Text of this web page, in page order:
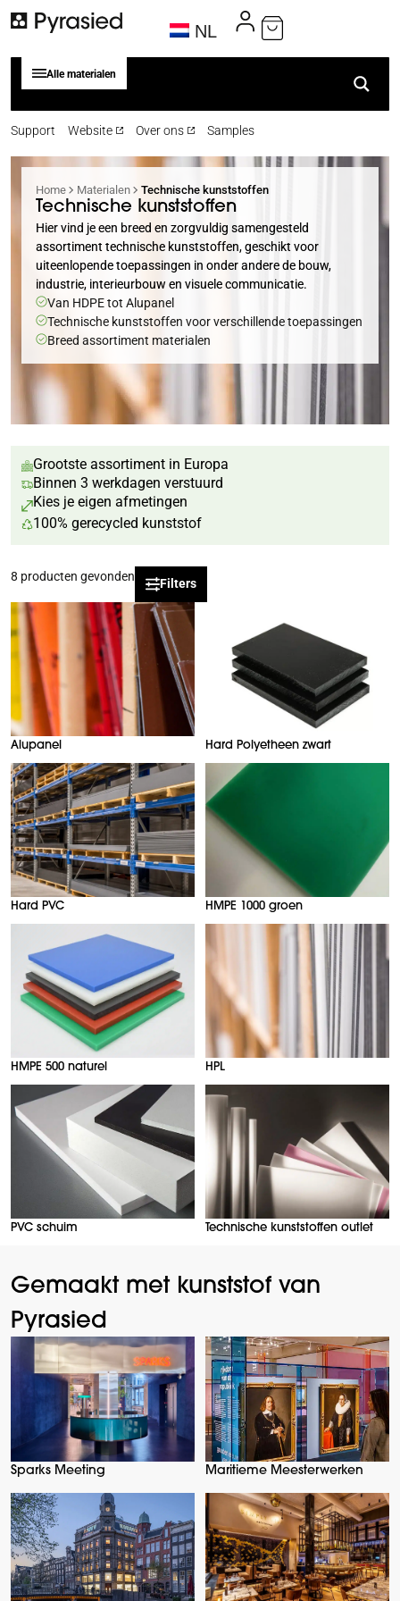
NL
Alle materialen
Support Website Over ons Samples
Home Materialen Technische kunststoffen
Technische kunststoffen
Hier vind je een breed en zorgvuldig samengesteld
assortiment technische kunststoffen, geschikt voor
uiteenlopende toepassingen in onder andere de bouw,
industrie, interieurbouw en visuele communicatie.
Van HDPE tot Alupanel
Technische kunststoffen voor verschillende toepassingen
Breed assortiment materialen
Grootste assortiment in Europa
Binnen 3 werkdagen verstuurd
Kies je eigen afmetingen
100% gerecycled kunststof
8 producten gevonden Filters
Alupanel Hard Polyetheen zwart
Hard PVC HMPE 1000 groen
HMPE 500 naturel HPL
PVC schuim Technische kunststoffen outlet
Gemaakt met kunststof van
Pyrasied
Sparks Meeting Maritieme Meesterwerken